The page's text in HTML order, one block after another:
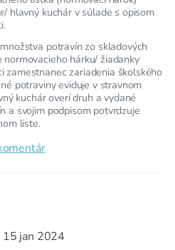
hlavný kuchár v súlade s opisom
potravín zo skladových
normovacieho hárku/ žiadanky
zamestnanec zariadenia školského
potraviny eviduje v stravnom
kuchár overí druh a vydané
a svojim podpisom potvrdzuje
liste.
15 jan 2024